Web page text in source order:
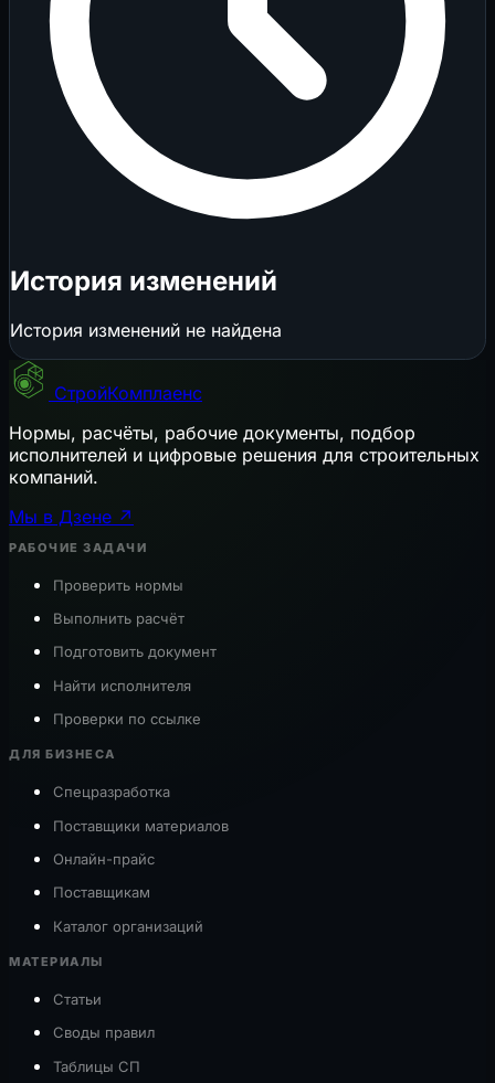
История изменений
История изменений не найдена
СтройКомплаенс
Нормы, расчёты, рабочие документы, подбор
исполнителей и цифровые решения для строительных
компаний.
Мы в Дзене ↗
РАБОЧИЕ ЗАДАЧИ
Проверить нормы
Выполнить расчёт
Подготовить документ
Найти исполнителя
Проверки по ссылке
ДЛЯ БИЗНЕСА
Спецразработка
Поставщики материалов
Онлайн-прайс
Поставщикам
Каталог организаций
МАТЕРИАЛЫ
Статьи
Своды правил
Таблицы СП